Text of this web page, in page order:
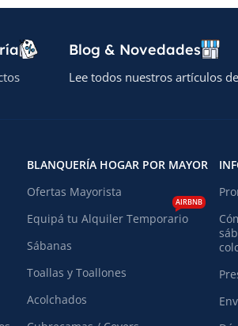
Blog & Novedades
Lee todos nuestros artículos
BLANQUERÍA HOGAR POR MAYOR
Ofertas Mayorista
Equipá tu Alquiler Temporario
AIRBNB
Sábanas
Toallas y Toallones
Acolchados